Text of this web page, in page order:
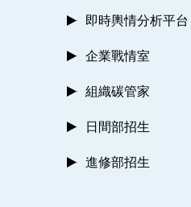
即時輿情分析平台
企業戰情室
組織碳管家
日間部招生
進修部招生